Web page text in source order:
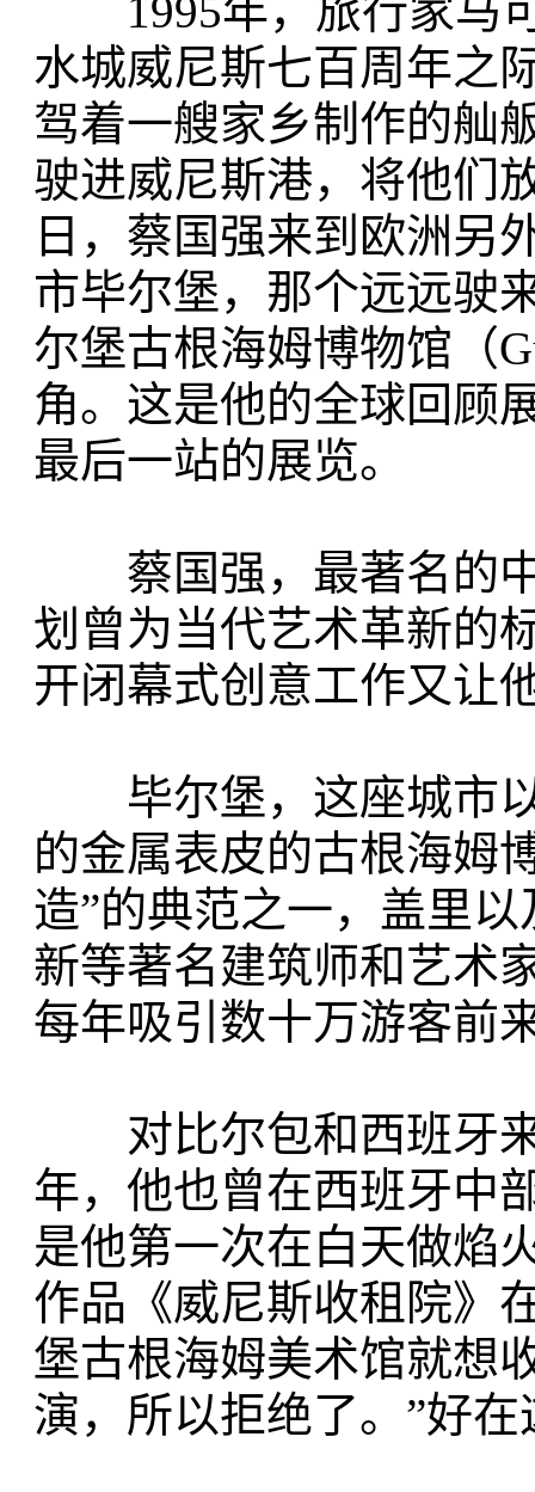
1995年，旅行家马可
水城威尼斯七百周年之
驾着一艘家乡制作的舢
驶进威尼斯港，将他们
日，蔡国强来到欧洲另
市毕尔堡，那个远远驶
尔堡古根海姆博物馆（
角。这是他的全球回顾
最后一站的展览。
蔡国强，最著名的中
划曾为当代艺术革新的
开闭幕式创意工作又让
毕尔堡，这座城市以
的金属表皮的古根海姆
造”的典范之一，盖里
新等著名建筑师和艺术
每年吸引数十万游客前
对比尔包和西班牙来
年，他也曾在西班牙中
是他第一次在白天做焰
作品《威尼斯收租院》
堡古根海姆美术馆就想
演，所以拒绝了。”好